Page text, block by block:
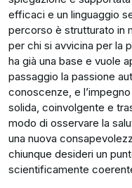
mitigare il senso di
diagnosi preoccupanti.
Questo si traduce in
l'individuo, evitando il
possono aggravare la
che, attraverso
la forza di
malattie in opportunità
amorevoli verso una
perché no, a
efficaci e un linguaggio
percorso è strutturato in
per chi si avvicina per la
ha già una base e vuole
passaggio la passione
conoscenze, e
solida, coinvolgente e
modo di osservare la
una nuova
chiunque desideri un
scientificamente